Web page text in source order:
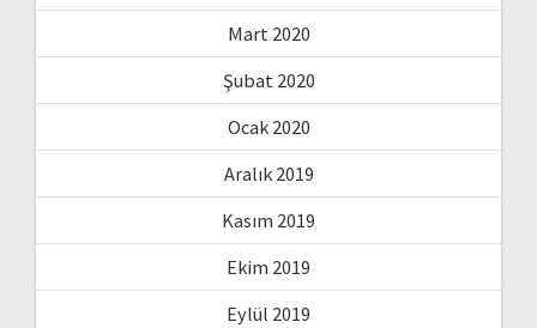
Mart 2020
Şubat 2020
Ocak 2020
Aralık 2019
Kasım 2019
Ekim 2019
Eylül 2019